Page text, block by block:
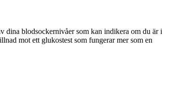
dina blodsockernivåer som kan indikera om du är i
mot ett glukostest som fungerar mer som en